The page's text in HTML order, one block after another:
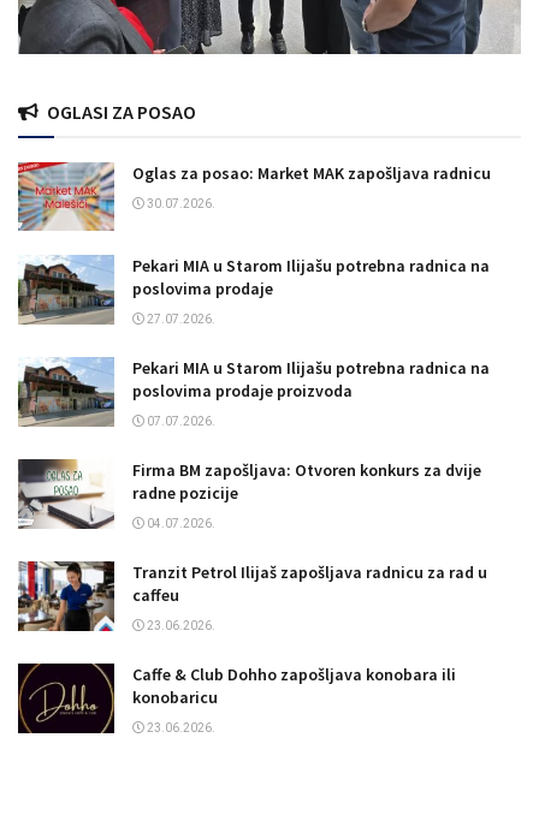
OGLASI ZA POSAO
Oglas za posao: Market MAK zapošljava radnicu
30.07.2026.
Pekari MIA u Starom Ilijašu potrebna radnica na
poslovima prodaje
27.07.2026.
Pekari MIA u Starom Ilijašu potrebna radnica na
poslovima prodaje proizvoda
07.07.2026.
Firma BM zapošljava: Otvoren konkurs za dvije
radne pozicije
04.07.2026.
Tranzit Petrol Ilijaš zapošljava radnicu za rad u
caffeu
23.06.2026.
Caffe & Club Dohho zapošljava konobara ili
konobaricu
23.06.2026.